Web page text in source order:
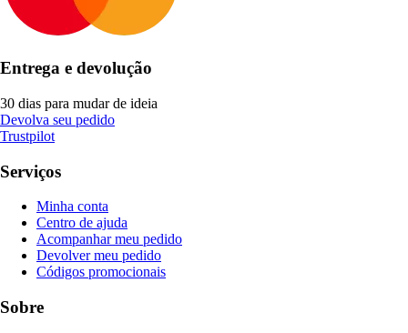
Entrega e devolução
30 dias para mudar de ideia
Devolva seu pedido
Trustpilot
Serviços
Minha conta
Centro de ajuda
Acompanhar meu pedido
Devolver meu pedido
Códigos promocionais
Sobre